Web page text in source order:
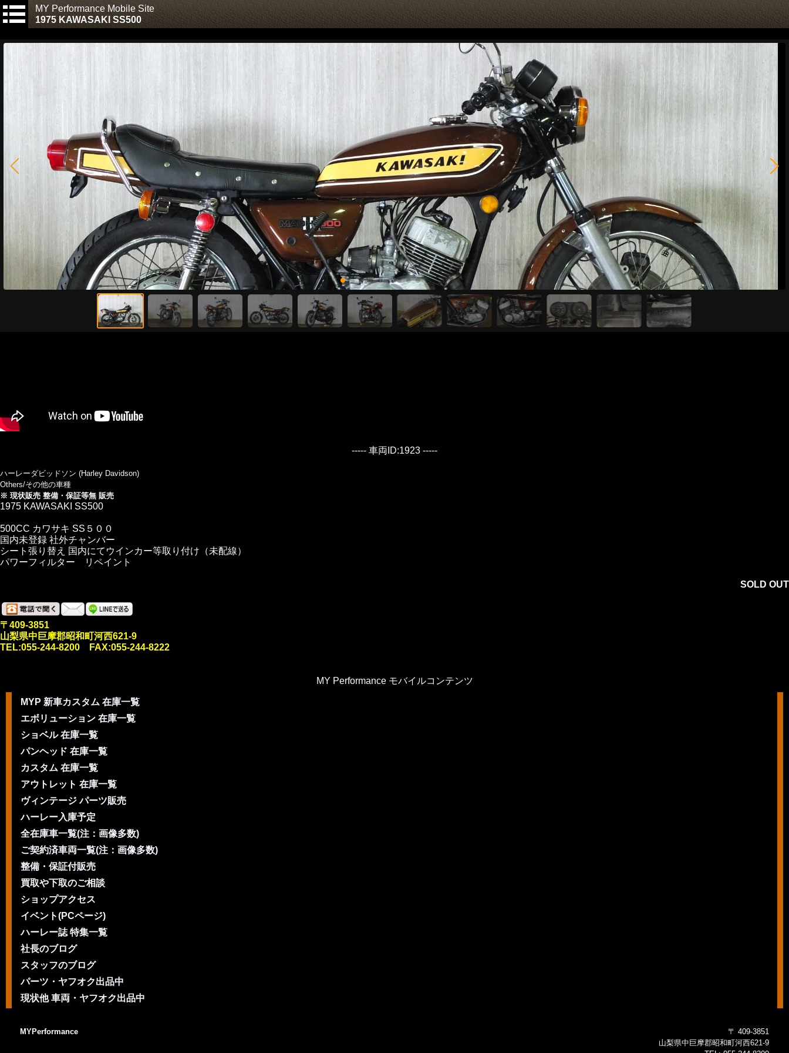
MY Performance Mobile Site
1975 KAWASAKI SS500
----- 車両ID:1923 -----
ハーレーダビッドソン (Harley Davidson)
Others/その他の車種
※ 現状販売 整備・保証等無 販売
1975 KAWASAKI SS500
500CC カワサキ SS５００
国内未登録 社外チャンバー
シート張り替え 国内にてウインカー等取り付け（未配線）
パワーフィルター リペイント
SOLD OUT
〒409-3851
山梨県中巨摩郡昭和町河西621-9
TEL:055-244-8200 FAX:055-244-8222
MY Performance モバイルコンテンツ
MYP 新車カスタム 在庫一覧
エボリューション 在庫一覧
ショベル 在庫一覧
パンヘッド 在庫一覧
カスタム 在庫一覧
アウトレット 在庫一覧
ヴィンテージ パーツ販売
ハーレー入庫予定
全在庫車一覧(注：画像多数)
ご契約済車両一覧(注：画像多数)
整備・保証付販売
買取や下取のご相談
ショップアクセス
イベント(PCページ)
ハーレー誌 特集一覧
社長のブログ
スタッフのブログ
パーツ・ヤフオク出品中
現状他 車両・ヤフオク出品中
MYPerformance
〒 409-3851
山梨県中巨摩郡昭和町河西621-9